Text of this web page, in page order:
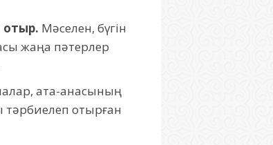
отыр. Мәселен, бүгін
жаңа пәтерлер
ата-анасының
тәрбиелеп отырған